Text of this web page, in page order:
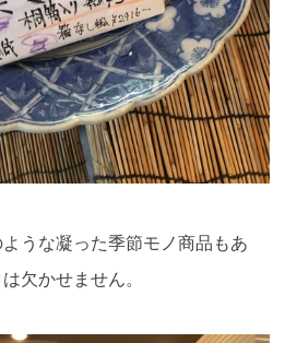
うな凝った季節モノ商品もあ
欠かせません。